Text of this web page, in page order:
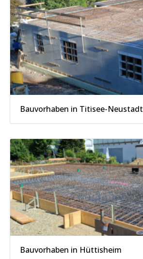
Bauvorhaben in Titisee-Neustadt
Bauvorhaben in Hüttisheim